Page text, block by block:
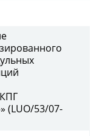
(LUO/53/07-